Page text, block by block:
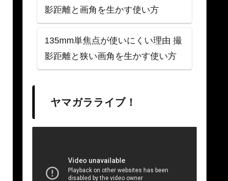
影距離と画角を生かす使い方
135mm単焦点が使いにくい理由 撮
影距離と狭い画角を生かす使い方
ヤマガラライブ！